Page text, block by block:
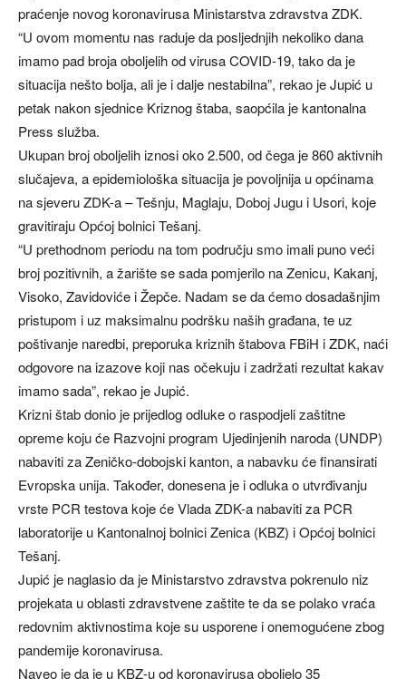
praćenje novog koronavirusa Ministarstva zdravstva ZDK.
“U ovom momentu nas raduje da posljednjih nekoliko dana
imamo pad broja oboljelih od virusa COVID-19, tako da je
situacija nešto bolja, ali je i dalje nestabilna”, rekao je Jupić u
petak nakon sjednice Kriznog štaba, saopćila je kantonalna
Press služba.
Ukupan broj oboljelih iznosi oko 2.500, od čega je 860 aktivnih
slučajeva, a epidemiološka situacija je povoljnija u općinama
na sjeveru ZDK-a – Tešnju, Maglaju, Doboj Jugu i Usori, koje
gravitiraju Općoj bolnici Tešanj.
“U prethodnom periodu na tom području smo imali puno veći
broj pozitivnih, a žarište se sada pomjerilo na Zenicu, Kakanj,
Visoko, Zavidoviće i Žepče. Nadam se da ćemo dosadašnjim
pristupom i uz maksimalnu podršku naših građana, te uz
poštivanje naredbi, preporuka kriznih štabova FBiH i ZDK, naći
odgovore na izazove koji nas očekuju i zadržati rezultat kakav
imamo sada”, rekao je Jupić.
Krizni štab donio je prijedlog odluke o raspodjeli zaštitne
opreme koju će Razvojni program Ujedinjenih naroda (UNDP)
nabaviti za Zeničko-dobojski kanton, a nabavku će finansirati
Evropska unija. Također, donesena je i odluka o utvrđivanju
vrste PCR testova koje će Vlada ZDK-a nabaviti za PCR
laboratorije u Kantonalnoj bolnici Zenica (KBZ) i Općoj bolnici
Tešanj.
Jupić je naglasio da je Ministarstvo zdravstva pokrenulo niz
projekata u oblasti zdravstvene zaštite te da se polako vraća
redovnim aktivnostima koje su usporene i onemogućene zbog
pandemije koronavirusa.
Naveo je da je u KBZ-u od koronavirusa oboljelo 35